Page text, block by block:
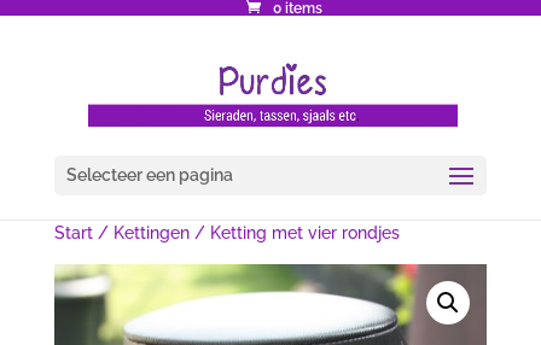
0 items
Selecteer een pagina
Start/ Kettingen/ Ketting met vier rondjes